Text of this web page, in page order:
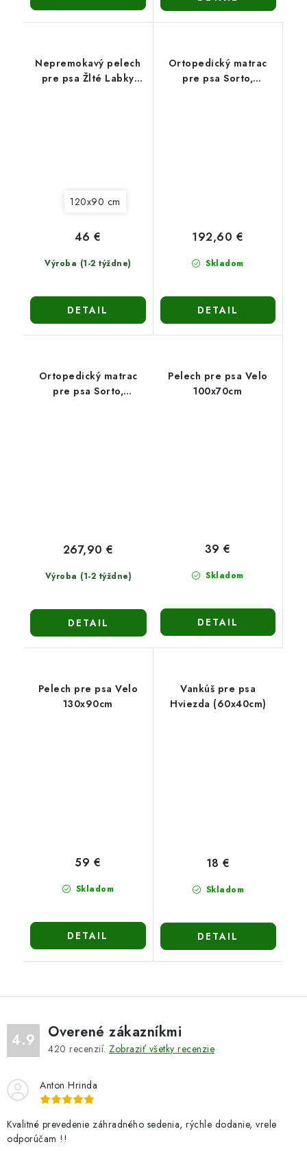
Nepremokavý pelech
pre psa Žlté Labky
120x90 cm
Výroba (1-2 týždne)
46 €
DETAIL
Ortopedický matrac
pre psa Sorto,
Skladom
192,60 €
DETAIL
Ortopedický matrac
pre psa Sorto,
Výroba (1-2 týždne)
267,90 €
DETAIL
Pelech pre psa Velo
100x70cm
Skladom
39 €
DETAIL
Pelech pre psa Velo
130x90cm
Skladom
59 €
DETAIL
Vankúš pre psa
Hviezda (60x40cm)
Skladom
18 €
DETAIL
4.9 Overené zákazníkmi
420 recenzií. Zobraziť všetky recenzie
Anton Hrinda
Kvalitné prevedenie záhradného sedenia, rýchle dodanie, vrele
odporúčam !!